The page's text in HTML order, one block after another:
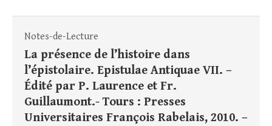
Notes-de-Lecture
La présence de l’histoire dans
l’épistolaire. Epistulae Antiquae VII. –
Édité par P. Laurence et Fr.
Guillaumont.- Tours : Presses
Universitaires François Rabelais, 2010. –